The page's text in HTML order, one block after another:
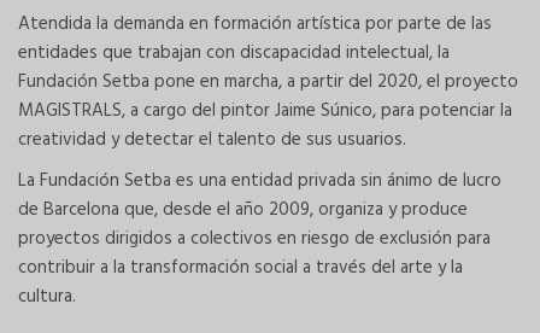
Atendida la demanda en formación artística por parte de las
entidades que trabajan con discapacidad intelectual, la
Fundación Setba pone en marcha, a partir del 2020, el proyecto
MAGISTRALS, a cargo del pintor Jaime Súnico, para potenciar la
creatividad y detectar el talento de sus usuarios.
La Fundación Setba es una entidad privada sin ánimo de lucro
de Barcelona que, desde el año 2009, organiza y produce
proyectos dirigidos a colectivos en riesgo de exclusión para
contribuir a la transformación social a través del arte y la
cultura.